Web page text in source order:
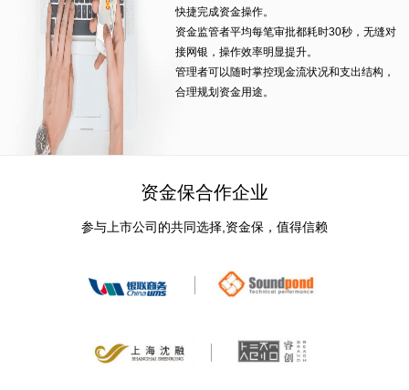
快捷完成资金操作。
资金监管者平均每笔审批都耗时30秒，无缝对
接网银，操作效率明显提升。
管理者可以随时掌控现金流状况和支出结构，
合理规划资金用途。
资金保合作企业
参与上市公司的共同选择,资金保，值得信赖